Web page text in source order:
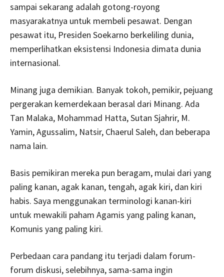
sampai sekarang adalah gotong-royong
masyarakatnya untuk membeli pesawat. Dengan
pesawat itu, Presiden Soekarno berkeliling dunia,
memperlihatkan eksistensi Indonesia dimata dunia
internasional.
Minang juga demikian. Banyak tokoh, pemikir, pejuang
pergerakan kemerdekaan berasal dari Minang. Ada
Tan Malaka, Mohammad Hatta, Sutan Sjahrir, M.
Yamin, Agussalim, Natsir, Chaerul Saleh, dan beberapa
nama lain.
Basis pemikiran mereka pun beragam, mulai dari yang
paling kanan, agak kanan, tengah, agak kiri, dan kiri
habis. Saya menggunakan terminologi kanan-kiri
untuk mewakili paham Agamis yang paling kanan,
Komunis yang paling kiri.
Perbedaan cara pandang itu terjadi dalam forum-
forum diskusi, selebihnya, sama-sama ingin